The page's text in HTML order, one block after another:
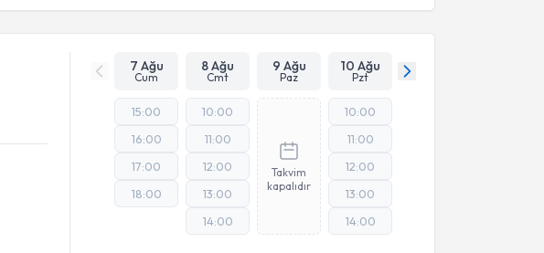
7 Ağu
Cum
8 Ağu
Cmt
9 Ağu
Paz
10 Ağu
Pzt
15:00
16:00
17:00
18:00
10:00
11:00
12:00
13:00
14:00
Takvim
kapalıdır
10:00
11:00
12:00
13:00
14:00